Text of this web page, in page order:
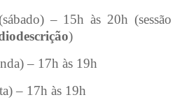
– 15h às 20h (sessão
)
– 17h às 19h
– 17h às 19h